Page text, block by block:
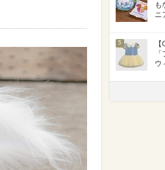
も
ニ
5
ウ